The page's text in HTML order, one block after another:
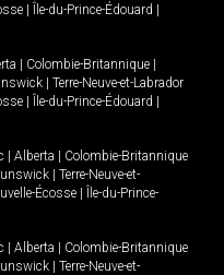
| Île-du-Prince-Édouard |
| Colombie-Britannique |
| Terre-Neuve-et-Labrador
| Île-du-Prince-Édouard |
| Alberta | Colombie-Britannique
| Terre-Neuve-et-
Écosse | Île-du-Prince-
| Alberta | Colombie-Britannique
| Terre-Neuve-et-